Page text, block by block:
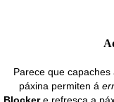
Parece que
páxina permiten á
Blockere refresca a